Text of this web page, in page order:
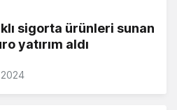
sigorta ürünleri sunan
yatırım aldı
2024